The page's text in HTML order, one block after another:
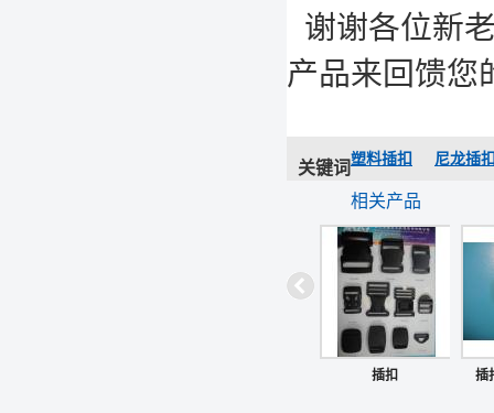
谢谢各位新
产品来回馈您
关键词塑料插扣 尼龙插
相关产品
插扣 插